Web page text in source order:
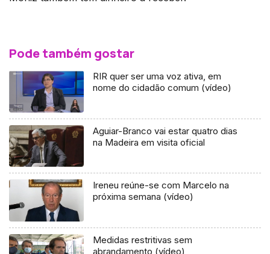
Pode também gostar
RIR quer ser uma voz ativa, em
nome do cidadão comum (vídeo)
Aguiar-Branco vai estar quatro dias
na Madeira em visita oficial
Ireneu reúne-se com Marcelo na
próxima semana (vídeo)
Medidas restritivas sem
abrandamento (vídeo)